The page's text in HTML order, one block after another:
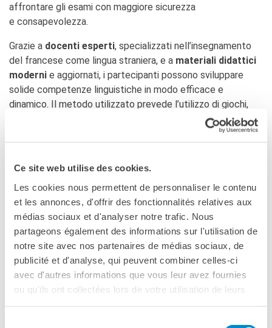
Ce site web utilise des cookies.
Les cookies nous permettent de personnaliser le contenu
et les annonces, d'offrir des fonctionnalités relatives aux
médias sociaux et d'analyser notre trafic. Nous
partageons également des informations sur l'utilisation de
notre site avec nos partenaires de médias sociaux, de
publicité et d'analyse, qui peuvent combiner celles-ci
avec d'autres informations que vous leur avez fournies
ou qu'ils ont collectées lors de votre utilisation de leurs
affrontare gli esami con maggiore sicurezza
e consapevolezza.
Grazie a docenti esperti, specializzati nell’insegnamento
del francese come lingua straniera, e a materiali didattici
moderni e aggiornati, i partecipanti possono sviluppare
solide competenze linguistiche in modo efficace e
dinamico. Il metodo utilizzato prevede l’utilizzo di giochi,
attività di gruppo e supporti multimediali per rendere
l’apprendimento più coinvolgente e motivante. Inoltre, i
un’attenzione personalizzata da parte degli insegnanti e un
Preparazione al DELF
Per ottenere il diploma DELF, gli studenti devono superare
diverse tipologie di test, tra cui leprove orali di francese
per ragazzi e leprove scritte per ragazzi in francese
Le sessioni d’esame sono strutturate per valutare la
comprensione e l’espressione in situazioni reali, mettendo
alla prova le capacità di comunicazione dei candidati. La
preparazione adeguata a questi esami consente agli